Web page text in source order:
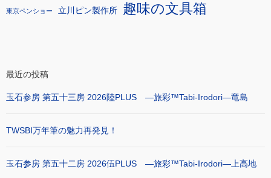
東京ペンショー 立川ピン製作所 趣味の文具箱
最近の投稿
玉石参房 第五十三房 2026陸PLUS ―旅彩™Tabi-Irodori―竜島
TWSBI万年筆の魅力再発見！
玉石参房 第五十二房 2026伍PLUS ―旅彩™Tabi-Irodori―上高地